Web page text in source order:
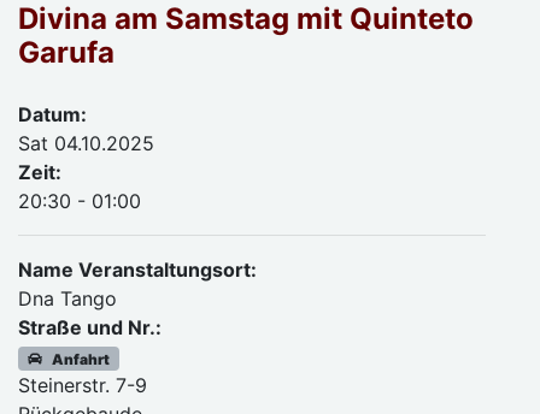
Divina am Samstag mit Quinteto
Garufa
Datum:
Sat 04.10.2025
Zeit:
20:30 - 01:00
Name Veranstaltungsort:
Dna Tango
Straße und Nr.:
Anfahrt
Steinerstr. 7-9